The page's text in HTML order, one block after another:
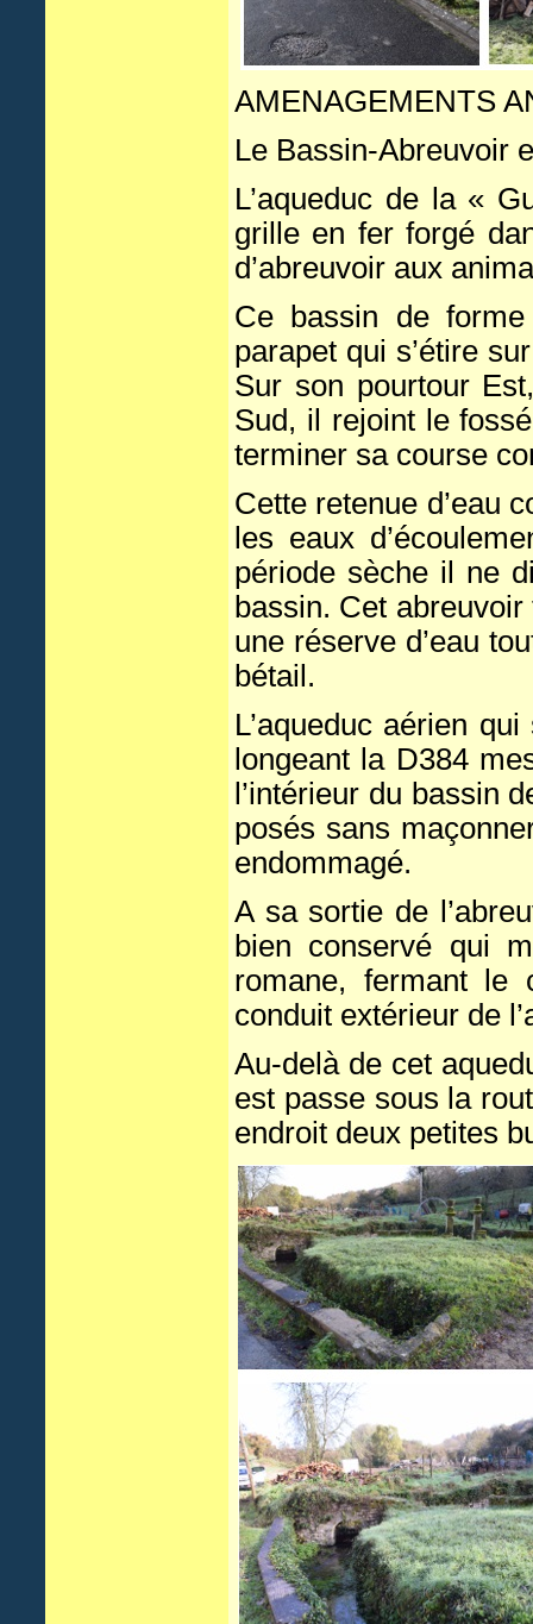
AMENAGEMENTS
Le Bassin-Abreuvoir
L’aqueduc de la «
grille en fer forgé
d’abreuvoir aux
Ce bassin de
parapet qui s’étire
Sur son pourtour
Sud, il rejoint le
terminer sa course
Cette retenue d’eau
les eaux
période sèche il ne
bassin. Cet
une réserve d’eau
bétail.
L’aqueduc aérien
longeant la D384
l’intérieur du bassin
posés sans
endommagé.
A sa sortie de
bien conservé qui
romane, fermant le
conduit extérieur de
Au-delà de cet
est passe sous la
endroit deux petites